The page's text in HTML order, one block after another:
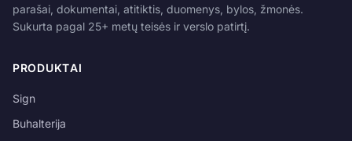
parašai, dokumentai, atitiktis, duomenys, bylos, žmonės.
Sukurta pagal 25+ metų teisės ir verslo patirtį.
PRODUKTAI
Sign
Buhalterija